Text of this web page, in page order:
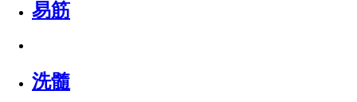
易筋
洗髓